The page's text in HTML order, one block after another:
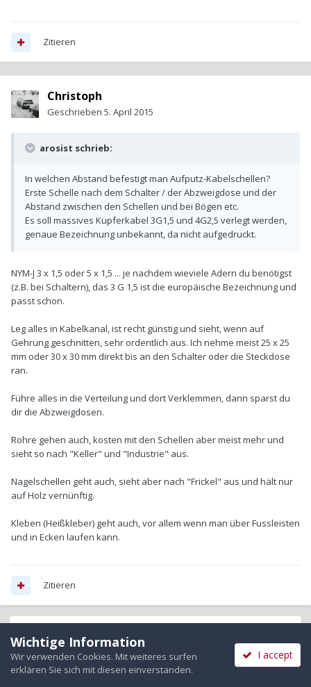
Zitieren
Christoph
Geschrieben 5. April 2015
arosist schrieb:
In welchen Abstand befestigt man Aufputz-Kabelschellen?
Erste Schelle nach dem Schalter / der Abzweigdose und der
Abstand zwischen den Schellen und bei Bögen etc.
Es soll massives Kupferkabel 3G1,5 und 4G2,5 verlegt werden,
genaue Bezeichnung unbekannt, da nicht aufgedruckt.
NYM-J 3 x 1,5 oder 5 x 1,5 ... je nachdem wieviele Adern du benötigst
(z.B. bei Schaltern), das 3 G 1,5 ist die europäische Bezeichnung und
passt schon.
Leg alles in Kabelkanal, ist recht günstig und sieht, wenn auf
Gehrung geschnitten, sehr ordentlich aus. Ich nehme meist 25 x 25
mm oder 30 x 30 mm direkt bis an den Schalter oder die Steckdose
ran.
Führe alles in die Verteilung und dort Verklemmen, dann sparst du
dir die Abzweigdosen.
Rohre gehen auch, kosten mit den Schellen aber meist mehr und
sieht so nach "Keller" und "Industrie" aus.
Nagelschellen geht auch, sieht aber nach "Frickel" aus und hält nur
auf Holz vernünftig.
Kleben (Heißkleber) geht auch, vor allem wenn man über Fussleisten
und in Ecken laufen kann.
Zitieren
arosist
Wichtige Information
Wir verwenden Cookies. Mit weiteres surfen
erklären Sie sich mit diesen einverstanden.
I accept